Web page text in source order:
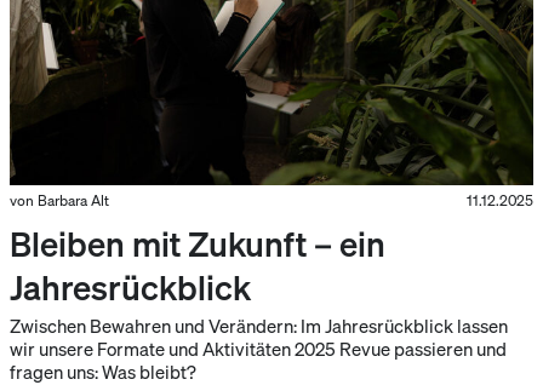
von Barbara Alt 11.12.2025
Bleiben mit Zukunft – ein
Jahresrückblick
Zwischen Bewahren und Verändern: Im Jahresrückblick lassen
wir unsere Formate und Aktivitäten 2025 Revue passieren und
fragen uns: Was bleibt?